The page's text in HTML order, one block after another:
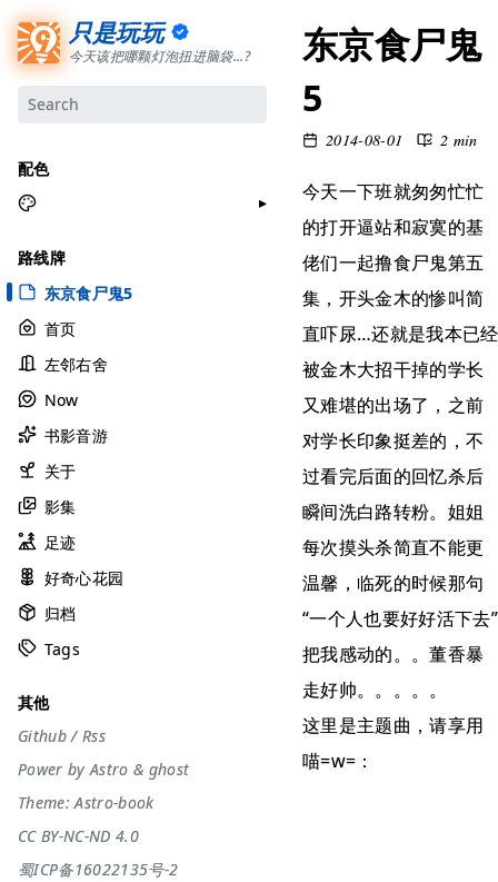
只是玩玩
今天该把哪颗灯泡扭进脑袋...?
配色
极夜黑
雅余黄
昱行粉
她的蓝
莫比乌斯
香草绿
自适应
路线牌
东京食尸鬼5
首页
左邻右舍
Now
书影音游
关于
影集
足迹
好奇心花园
归档
Tags
其他
Github/ Rss
Power byAstro & ghost
Theme:Astro-book
CC BY-NC-ND 4.0
蜀ICP备16022135号-2
东京食尸鬼
5
2014-08-01 2 min
今天一下班就匆匆忙忙
的打开逼站和寂寞的基
佬们一起撸食尸鬼第五
集，开头金木的惨叫简
直吓尿…还就是我本已经
被金木大招干掉的学长
又难堪的出场了，之前
对学长印象挺差的，不
过看完后面的回忆杀后
瞬间洗白路转粉。姐姐
每次摸头杀简直不能更
温馨，临死的时候那句
“一个人也要好好活下去”
把我感动的。。董香暴
走好帅。。。。。
这里是主题曲，请享用
喵=w=：